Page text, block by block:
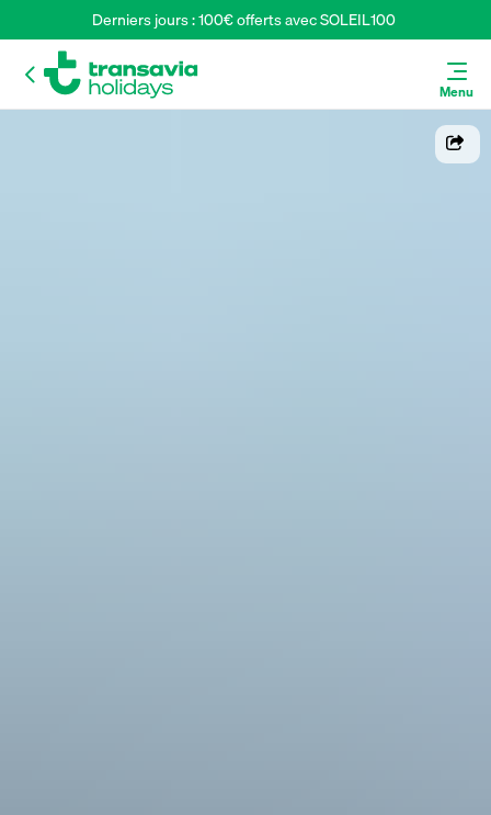
Derniers jours : 100€ offerts avec SOLEIL100
Menu